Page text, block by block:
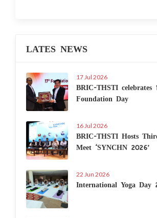
LATES NEWS
17 Jul 2026
BRIC-THSTI celebrates
Foundation Day
16 Jul 2026
BRIC-THSTI Hosts
Meet ‘SYNCHN 2026’
22 Jun 2026
International Yoga Day